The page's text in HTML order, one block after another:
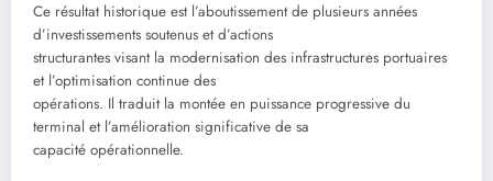
Ce résultat historique est l’aboutissement de plusieurs années
d’investissements soutenus et d’actions
structurantes visant la modernisation des infrastructures portuaires
et l’optimisation continue des
opérations. Il traduit la montée en puissance progressive du
terminal et l’amélioration significative de sa
capacité opérationnelle.